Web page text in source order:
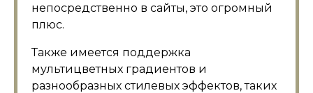
непосредственно в сайты, это огромный
плюс.
Также имеется поддержка
мультицветных градиентов и
разнообразных стилевых эффектов, таких